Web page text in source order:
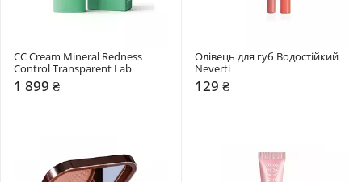
CC Cream Mineral Redness
Control Transparent Lab
1 899 ₴
Олівець для губ Водостійкий
Neverti
129 ₴